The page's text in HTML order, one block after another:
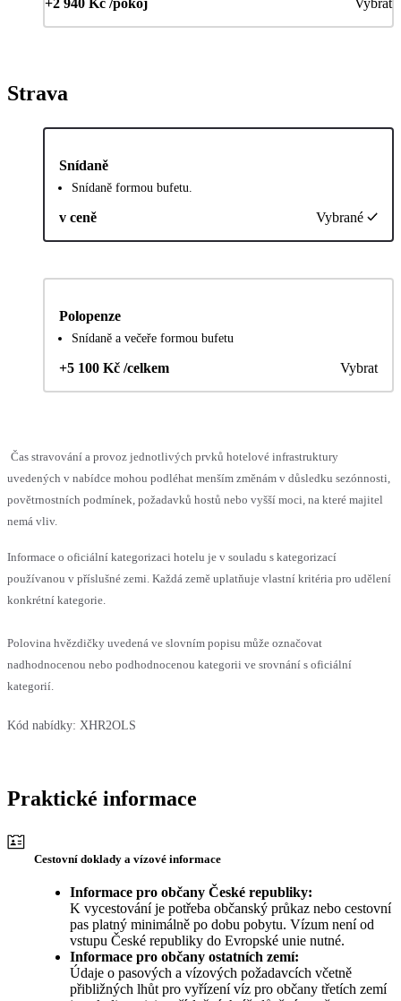
+2 940 Kč /pokoj Vybrat
Strava
Snídaně
Snídaně formou bufetu.
v ceně Vybrané
Polopenze
Snídaně a večeře formou bufetu
+5 100 Kč /celkem Vybrat
Čas stravování a provoz jednotlivých prvků hotelové infrastruktury
uvedených v nabídce mohou podléhat menším změnám v důsledku sezónnosti,
povětrnostních podmínek, požadavků hostů nebo vyšší moci, na které majitel
nemá vliv.
Informace o oficiální kategorizaci hotelu je v souladu s kategorizací
používanou v příslušné zemi. Každá země uplatňuje vlastní kritéria pro udělení
konkrétní kategorie.
Polovina hvězdičky uvedená ve slovním popisu může označovat
nadhodnocenou nebo podhodnocenou kategorii ve srovnání s oficiální
kategorií.
Kód nabídky: XHR2OLS
Praktické informace
Cestovní doklady a vízové informace
Informace pro občany České republiky:
K vycestování je potřeba občanský průkaz nebo cestovní
pas platný minimálně po dobu pobytu. Vízum není od
vstupu České republiky do Evropské unie nutné.
Informace pro občany ostatních zemí:
Údaje o pasových a vízových požadavcích včetně
přibližných lhůt pro vyřízení víz pro občany třetích zemí